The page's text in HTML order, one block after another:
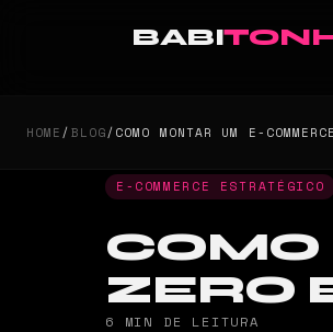
BABI
HOME/BLOG/COMO MONTAR UM E-
E-COMMERCE ESTRATÉGICO
COMO
ZERO
6 MIN DE LEITURA